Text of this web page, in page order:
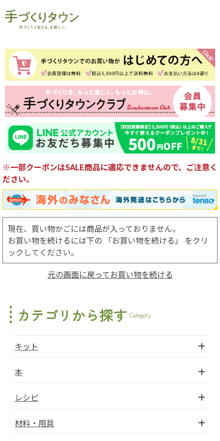
※一部クーポンはSALE商品に適応できませんので、ご注意く
ださい。
現在、買い物かごには商品が入っておりません。
お買い物を続けるには下の 「お買い物を続ける」 をクリ
ックしてください。
元の画面に戻ってお買い物を続ける
カテゴリから探す Category
キット
本
レシピ
材料・用具